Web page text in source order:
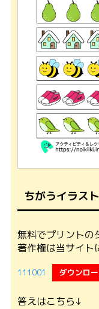
ちがうイラス
無料でプリントの
著作権は当サイト
111001 ダウンロ
答えはこちら↓